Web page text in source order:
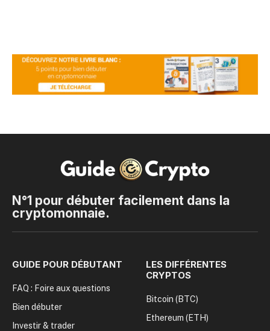
N°1 pour débuter facilement dans la
cryptomonnaie.
GUIDE POUR DÉBUTANT
FAQ : Foire aux questions
Bien débuter
Investir & trader
LES DIFFÉRENTES
CRYPTOS
Bitcoin (BTC)
Ethereum (ETH)